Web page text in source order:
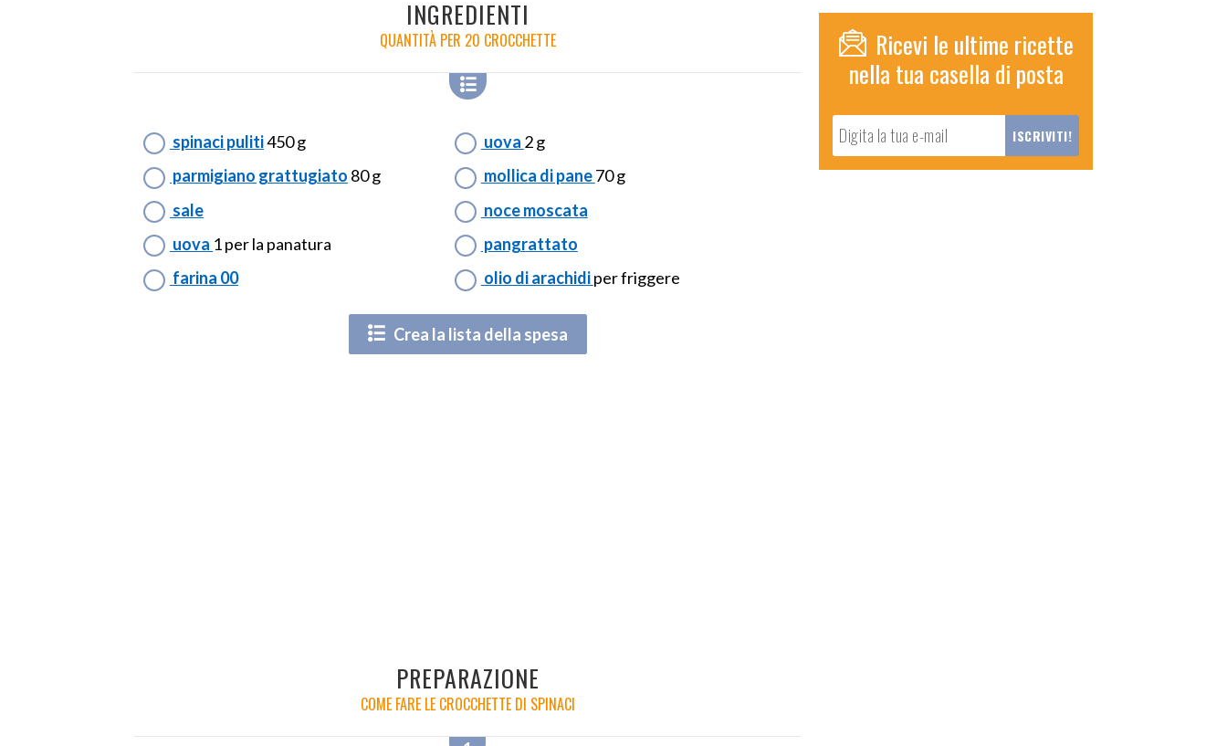
Ricevi le ultime ricette
nella tua casella di posta
INGREDIENTI
QUANTITÀ PER 20 CROCCHETTE
spinaci puliti450 g uova 2 g
parmigiano grattugiato 80 g mollica di pane70 g
sale
noce moscata
uova 1 per la panatura
pangrattato
farina 00
olio di arachidiper friggere
Crea la lista della spesa
PREPARAZIONE
COME FARE LE CROCCHETTE DI SPINACI